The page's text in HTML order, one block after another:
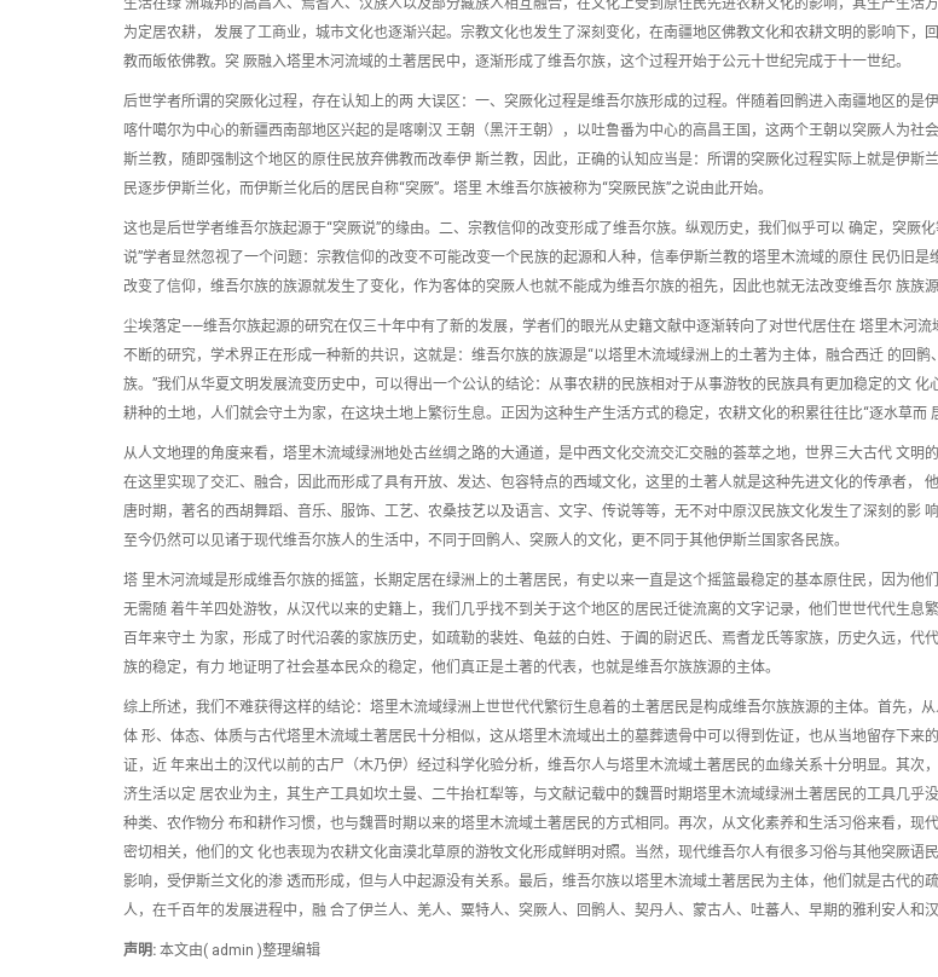
生活在绿 洲城邦的高昌人、焉耆人、汉族人以及部分藏族人相互融合，在文化上受到原住民先进农耕文化的影响，其生产生活
为定居农耕， 发展了工商业，城市文化也逐渐兴起。宗教文化也发生了深刻变化，在南疆地区佛教文化和农耕文明的影响下，
教而皈依佛教。突 厥融入塔里木河流域的土著居民中，逐渐形成了维吾尔族，这个过程开始于公元十世纪完成于十一世纪。
后世学者所谓的突厥化过程，存在认知上的两 大误区：一、突厥化过程是维吾尔族形成的过程。伴随着回鹘进入南疆地区的是
喀什噶尔为中心的新疆西南部地区兴起的是喀喇汉 王朝（黑汗王朝），以吐鲁番为中心的高昌王国，这两个王朝以突厥人为社
斯兰教，随即强制这个地区的原住民放弃佛教而改奉伊 斯兰教，因此，正确的认知应当是：所谓的突厥化过程实际上就是伊斯
民逐步伊斯兰化，而伊斯兰化后的居民自称“突厥”。塔里 木维吾尔族被称为“突厥民族”之说由此开始。
这也是后世学者维吾尔族起源于“突厥说”的缘由。二、宗教信仰的改变形成了维吾尔族。纵观历史，我们似乎可以 确定，突厥
说”学者显然忽视了一个问题：宗教信仰的改变不可能改变一个民族的起源和人种，信奉伊斯兰教的塔里木流域的原住 民仍旧是
改变了信仰，维吾尔族的族源就发生了变化，作为客体的突厥人也就不能成为维吾尔族的祖先，因此也就无法改变维吾尔 族族
尘埃落定——维吾尔族起源的研究在仅三十年中有了新的发展，学者们的眼光从史籍文献中逐渐转向了对世代居住在 塔里木河
不断的研究，学术界正在形成一种新的共识，这就是：维吾尔族的族源是“以塔里木流域绿洲上的土著为主体，融合西迁 的回
族。”我们从华夏文明发展流变历史中，可以得出一个公认的结论：从事农耕的民族相对于从事游牧的民族具有更加稳定的文 化
耕种的土地，人们就会守土为家，在这块土地上繁衍生息。正因为这种生产生活方式的稳定，农耕文化的积累往往比“逐水草而
从人文地理的角度来看，塔里木流域绿洲地处古丝绸之路的大通道，是中西文化交流交汇交融的荟萃之地，世界三大古代 文明
在这里实现了交汇、融合，因此而形成了具有开放、发达、包容特点的西域文化，这里的土著人就是这种先进文化的传承者，
唐时期，著名的西胡舞蹈、音乐、服饰、工艺、农桑技艺以及语言、文字、传说等等，无不对中原汉民族文化发生了深刻的影
至今仍然可以见诸于现代维吾尔族人的生活中，不同于回鹘人、突厥人的文化，更不同于其他伊斯兰国家各民族。
塔 里木河流域是形成维吾尔族的摇篮，长期定居在绿洲上的土著居民，有史以来一直是这个摇篮最稳定的基本原住民，因为他
无需随 着牛羊四处游牧，从汉代以来的史籍上，我们几乎找不到关于这个地区的居民迁徙流离的文字记录，他们世世代代生息
百年来守土 为家，形成了时代沿袭的家族历史，如疏勒的裴姓、龟兹的白姓、于阗的尉迟氏、焉耆龙氏等家族，历史久远，代
族的稳定，有力 地证明了社会基本民众的稳定，他们真正是土著的代表，也就是维吾尔族族源的主体。
综上所述，我们不难获得这样的结论：塔里木流域绿洲上世世代代繁衍生息着的土著居民是构成维吾尔族族源的主体。首先，
体 形、体态、体质与古代塔里木流域土著居民十分相似，这从塔里木流域出土的墓葬遗骨中可以得到佐证，也从当地留存下来
证，近 年来出土的汉代以前的古尸（木乃伊）经过科学化验分析，维吾尔人与塔里木流域土著居民的血缘关系十分明显。其次
济生活以定 居农业为主，其生产工具如坎土曼、二牛抬杠犁等，与文献记载中的魏晋时期塔里木流域绿洲土著居民的工具几乎
种类、农作物分 布和耕作习惯，也与魏晋时期以来的塔里木流域土著居民的方式相同。再次，从文化素养和生活习俗来看，现
密切相关，他们的文 化也表现为农耕文化亩漠北草原的游牧文化形成鲜明对照。当然，现代维吾尔人有很多习俗与其他突厥语
影响，受伊斯兰文化的渗 透而形成，但与人中起源没有关系。最后，维吾尔族以塔里木流域土著居民为主体，他们就是古代的
人，在千百年的发展进程中，融 合了伊兰人、羌人、粟特人、突厥人、回鹘人、契丹人、蒙古人、吐蕃人、早期的雅利安人和汉
声明: 本文由( admin )整理编辑